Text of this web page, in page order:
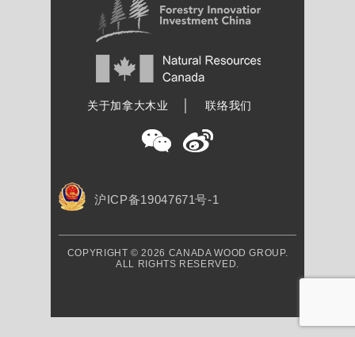
关于加拿大木业 联络我们
沪ICP备19047671号-1
COPYRIGHT © 2026 CANADA WOOD GROUP.
ALL RIGHTS RESERVED.